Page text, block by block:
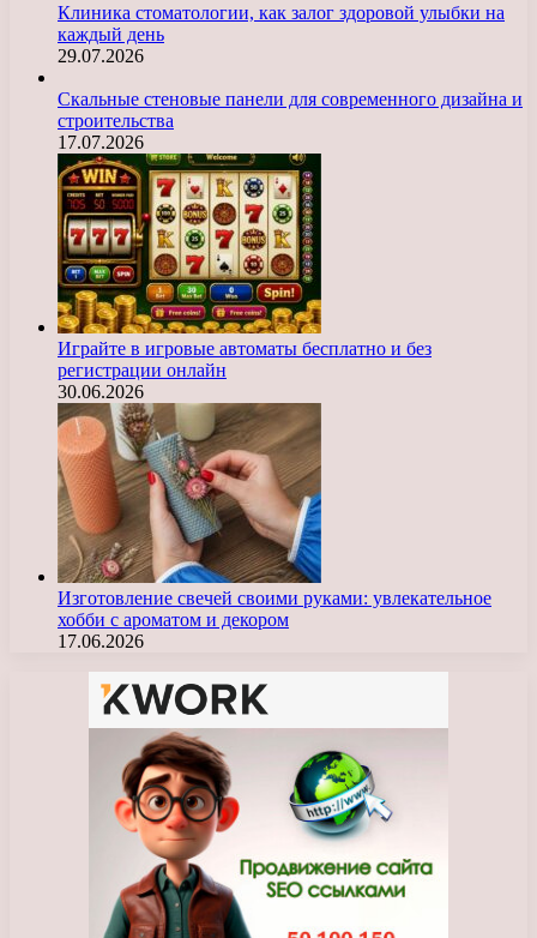
Клиника стоматологии, как залог здоровой улыбки на
каждый день
29.07.2026
Скальные стеновые панели для современного дизайна и
строительства
17.07.2026
Играйте в игровые автоматы бесплатно и без
регистрации онлайн
30.06.2026
Изготовление свечей своими руками: увлекательное
хобби с ароматом и декором
17.06.2026